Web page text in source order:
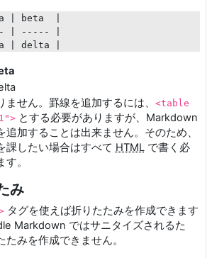
| beta  |
| ----- |
ません。罫線を追加するには、
<table
とする必要がありますが、Markdown
追加することは出来ません。そのため、
課したい場合はすべて HTMLで書く必
。
み
タグを使えば折りたたみを作成できます
Markdown ではサニタイズされるた
たみを作成できません。